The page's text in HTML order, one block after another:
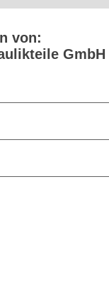
von:
GmbH